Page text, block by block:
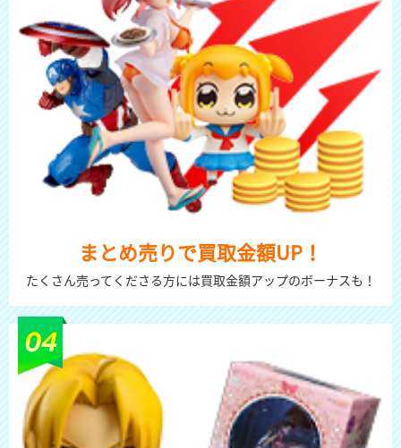
まとめ売りで買取金額UP！
たくさん売ってくださる方には買取金額アップのボーナスも！